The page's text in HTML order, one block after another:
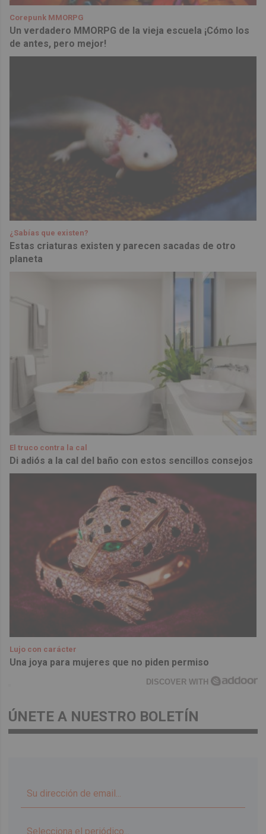
Corepunk MMORPG
Un verdadero MMORPG de la vieja escuela ¡Cómo los
de antes, pero mejor!
¿Sabías que existen?
Estas criaturas existen y parecen sacadas de otro
planeta
El truco contra la cal
Di adiós a la cal del baño con estos sencillos consejos
Lujo con carácter
Una joya para mujeres que no piden permiso
DISCOVER WITH
ÚNETE A NUESTRO BOLETÍN